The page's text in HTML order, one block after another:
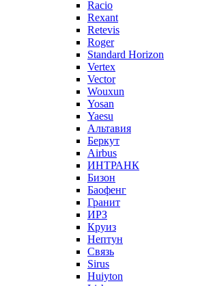
Racio
Rexant
Retevis
Roger
Standard Horizon
Vertex
Vector
Wouxun
Yosan
Yaesu
Альтавия
Беркут
Airbus
ИНТРАНК
Бизон
Баофенг
Гранит
ИРЗ
Круиз
Нептун
Связь
Sirus
Huiyton